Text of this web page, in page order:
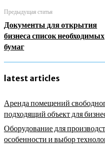
Предыдущая статья
Документы для открытия
бизнеса список необходимых
бумаг
latest articles
Аренда помещений
подходящий объект для
Оборудование для
особенности и выбор